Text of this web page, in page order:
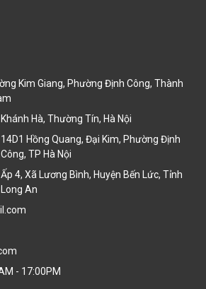
Kim Giang, Phường Định Công, Thành
Khánh Hà, Thường Tín, Hà Nội
14D1 Hồng Quang, Đại Kim, Phường Định
Công, TP Hà Nội
Ấp 4, Xã Lương Bình, Huyện Bến Lức, Tỉnh
Long An
- 17:00PM